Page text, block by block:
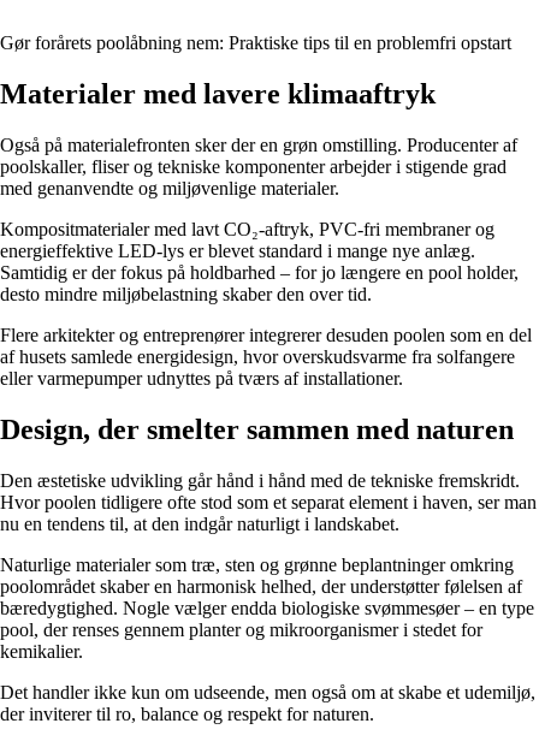
Gør forårets poolåbning nem: Praktiske tips til en problemfri opstart
Materialer med lavere klimaaftryk
Også på materialefronten sker der en grøn omstilling. Producenter af
poolskaller, fliser og tekniske komponenter arbejder i stigende grad
med genanvendte og miljøvenlige materialer.
Kompositmaterialer med lavt CO₂-aftryk, PVC-fri membraner og
energieffektive LED-lys er blevet standard i mange nye anlæg.
Samtidig er der fokus på holdbarhed – for jo længere en pool holder,
desto mindre miljøbelastning skaber den over tid.
Flere arkitekter og entreprenører integrerer desuden poolen som en del
af husets samlede energidesign, hvor overskudsvarme fra solfangere
eller varmepumper udnyttes på tværs af installationer.
Design, der smelter sammen med naturen
Den æstetiske udvikling går hånd i hånd med de tekniske fremskridt.
Hvor poolen tidligere ofte stod som et separat element i haven, ser man
nu en tendens til, at den indgår naturligt i landskabet.
Naturlige materialer som træ, sten og grønne beplantninger omkring
poolområdet skaber en harmonisk helhed, der understøtter følelsen af
bæredygtighed. Nogle vælger endda biologiske svømmesøer – en type
pool, der renses gennem planter og mikroorganismer i stedet for
kemikalier.
Det handler ikke kun om udseende, men også om at skabe et udemiljø,
der inviterer til ro, balance og respekt for naturen.